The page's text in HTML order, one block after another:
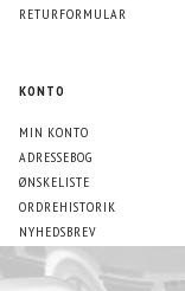
RETURFORMULAR
KONTO
MIN KONTO
ADRESSEBOG
ØNSKELISTE
ORDREHISTORIK
NYHEDSBREV